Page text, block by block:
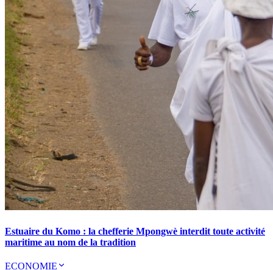
Estuaire du Komo : la chefferie Mpongwè interdit toute activité
maritime au nom de la tradition
ECONOMIE